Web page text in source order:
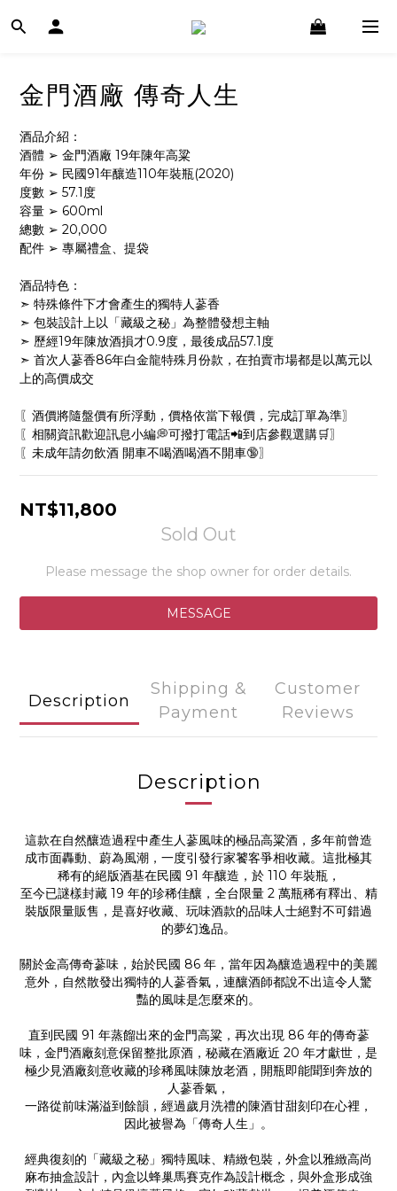
金門酒廠 傳奇人生
酒品介紹：
酒體 ➢ 金門酒廠 19年陳年高粱
年份 ➢ 民國91年釀造110年裝瓶(2020)
度數 ➢ 57.1度
容量 ➢ 600ml
總數 ➢ 20,000
配件 ➢ 專屬禮盒、提袋
酒品特色：
➣ 特殊條件下才會產生的獨特人蔘香
➣ 包裝設計上以「藏級之秘」為整體發想主軸
➣ 歷經19年陳放酒損才0.9度，最後成品57.1度
➣ 首次人蔘香86年白金龍特殊月份款，在拍賣市場都是以萬元以
上的高價成交
〖酒價將隨盤價有所浮動，價格依當下報價，完成訂單為準〗
〖相關資訊歡迎訊息小編💭可撥打電話📲到店參觀選購🛒〗
〖未成年請勿飲酒 開車不喝酒喝酒不開車🔞〗
NT$11,800
Sold Out
Please message the shop owner for order details.
MESSAGE
Description
Shipping &
Payment
Customer
Reviews
Description
這款在自然釀造過程中產生人蔘風味的極品高粱酒，多年前曾造
成市面轟動、蔚為風潮，一度引發行家饕客爭相收藏。這批極其
稀有的絕版酒基在民國 91 年釀造，於 110 年裝瓶，
至今已謎樣封藏 19 年的珍稀佳釀，全台限量 2 萬瓶稀有釋出、精
裝版限量販售，是喜好收藏、玩味酒款的品味人士絕對不可錯過
的夢幻逸品。
關於金高傳奇蔘味，始於民國 86 年，當年因為釀造過程中的美麗
意外，自然散發出獨特的人蔘香氣，連釀酒師都說不出這令人驚
豔的風味是怎麼來的。
直到民國 91 年蒸餾出來的金門高粱，再次出現 86 年的傳奇蔘
味，金門酒廠刻意保留整批原酒，秘藏在酒廠近 20 年才獻世，是
極少見酒廠刻意收藏的珍稀風味陳放老酒，開瓶即能聞到奔放的
人蔘香氣，
一路從前味滿溢到餘韻，經過歲月洗禮的陳酒甘甜刻印在心裡，
因此被譽為「傳奇人生」。
經典復刻的「藏級之秘」獨特風味、精緻包裝，外盒以雅緻高尚
麻布抽盒設計，內盒以蜂巢馬賽克作為設計概念，與外盒形成強